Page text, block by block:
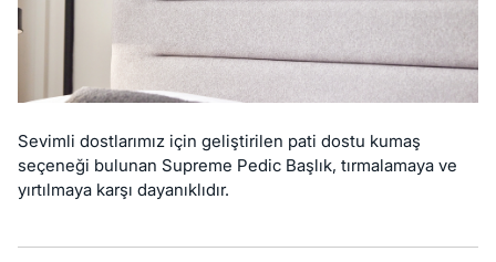
Sevimli dostlarımız için geliştirilen pati dostu kumaş
seçeneği bulunan Supreme Pedic Başlık, tırmalamaya ve
yırtılmaya karşı dayanıklıdır.